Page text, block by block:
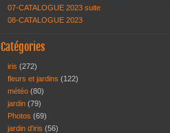
07-CATALOGUE 2023 suite
08-CATALOGUE 2023
Catégories
iris (272)
fleurs et jardins (122)
météo (80)
jardin (79)
Photos (69)
jardin d'iris (56)